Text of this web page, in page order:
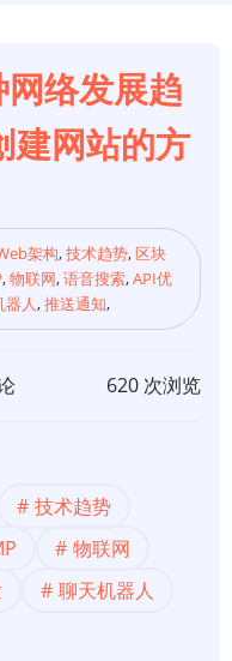
网络发展趋
建网站的方
架构,技术趋势,区块
,物联网,语音搜索,API优
器人,推送通知,
620 次浏览
技术趋势
物联网
聊天机器人